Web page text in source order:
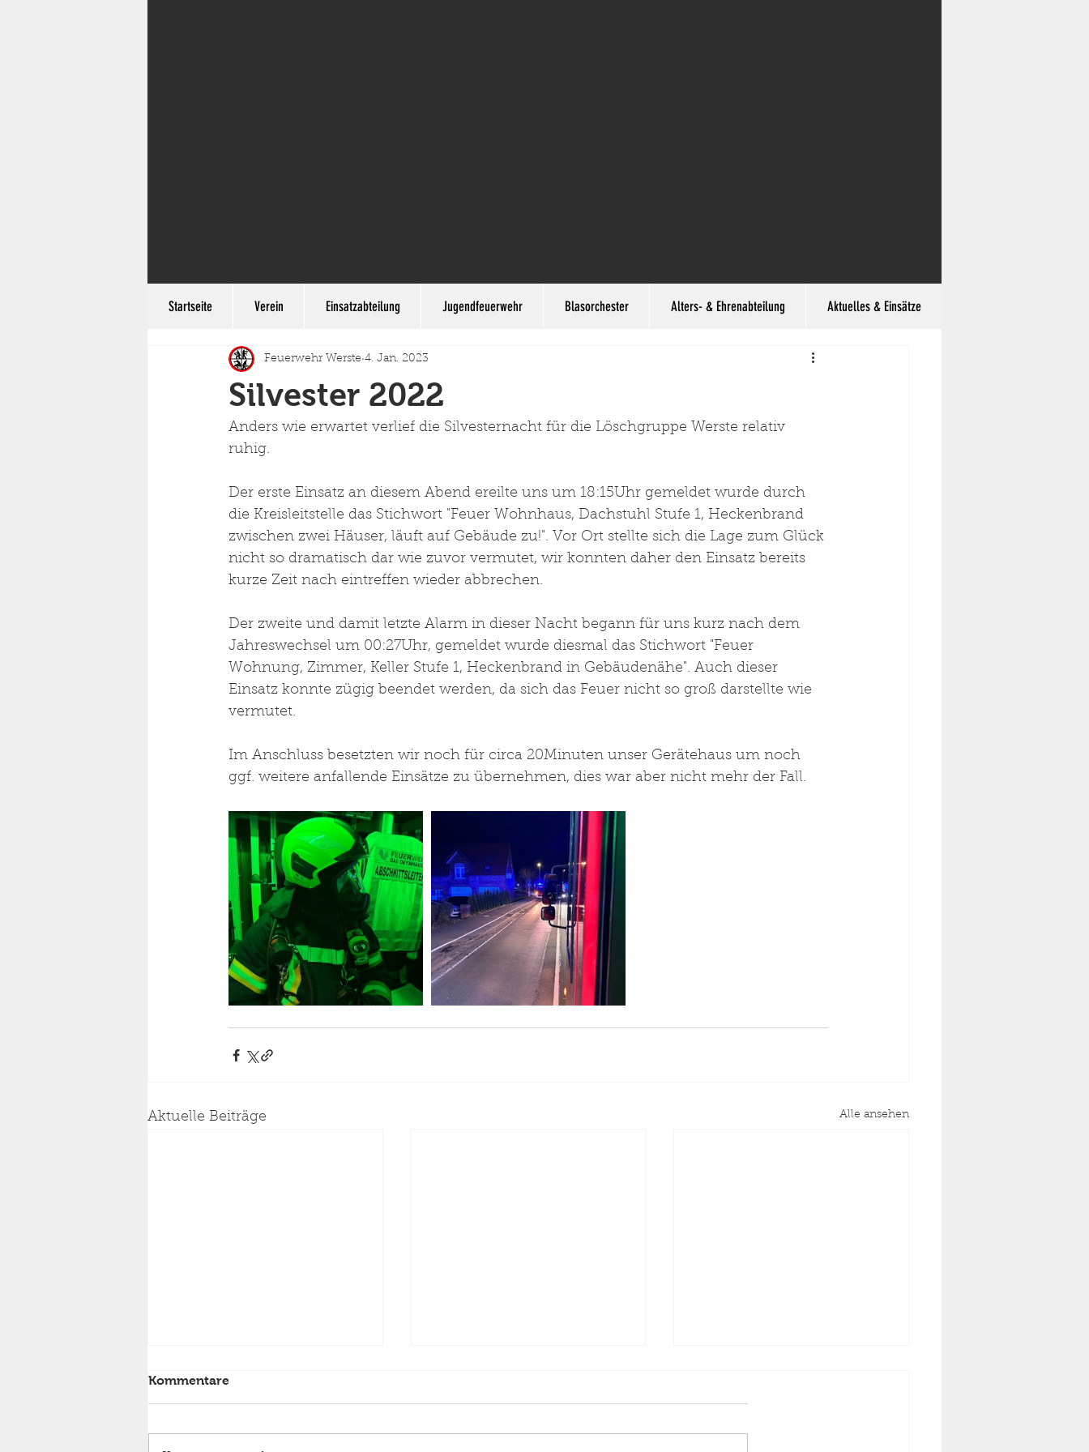
Silvester 2022
Feuerwehr Werste 4. Jan. 2023
Anders wie erwartet verlief die Silvesternacht für die Löschgruppe Werste relativ
ruhig.
Der erste Einsatz an diesem Abend ereilte uns um 18:15Uhr gemeldet wurde durch
die Kreisleitstelle das Stichwort "Feuer Wohnhaus, Dachstuhl Stufe 1, Heckenbrand
zwischen zwei Häuser, läuft auf Gebäude zu!". Vor Ort stellte sich die Lage zum Glück
nicht so dramatisch dar wie zuvor vermutet, wir konnten daher den Einsatz bereits
kurze Zeit nach eintreffen wieder abbrechen.
Der zweite und damit letzte Alarm in dieser Nacht begann für uns kurz nach dem
Jahreswechsel um 00:27Uhr, gemeldet wurde diesmal das Stichwort "Feuer
Wohnung, Zimmer, Keller Stufe 1, Heckenbrand in Gebäudenähe". Auch dieser
Einsatz konnte zügig beendet werden, da sich das Feuer nicht so groß darstellte wie
vermutet.
Im Anschluss besetzten wir noch für circa 20Minuten unser Gerätehaus um noch
ggf. weitere anfallende Einsätze zu übernehmen, dies war aber nicht mehr der Fall.
Aktuelle Beiträge Alle ansehen
Kommentare
Startseite Verein Einsatzabteilung Jugendfeuerwehr Blasorchester Alters- & Ehrenabteilung Aktuelles & Einsätze